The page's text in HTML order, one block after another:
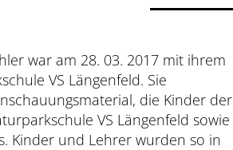
war am 28. 03. 2017 mit ihrem
VS Längenfeld. Sie
die Kinder der
VS Längenfeld sowie
Kinder und Lehrer wurden so in
Es war für alle ein sehr